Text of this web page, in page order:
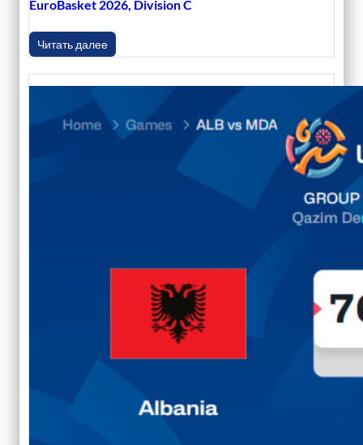
EuroBasket 2026, Division C
Читать далее